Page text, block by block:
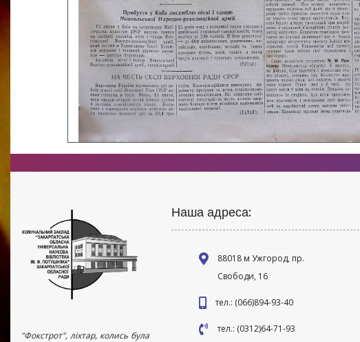
"Фокстрот", ліхтар, колись була
Наша адреса:
88018 м Ужгород, пр.
Свободи, 16
тел.: (066)894-93-40
тел.: (0312)64-71-93